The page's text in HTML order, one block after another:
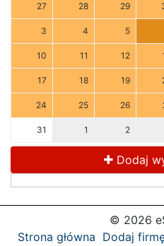
27 28 29
3 4 5
10 11 12
17 18 19
24 25 26
31 1 2
Dodaj
© 2026
Strona główna Dodaj